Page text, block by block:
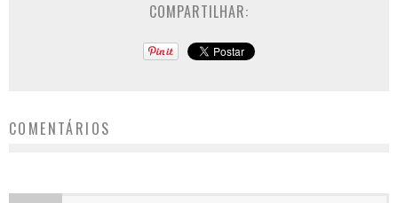
COMPARTILHAR:
COMENTÁRIOS